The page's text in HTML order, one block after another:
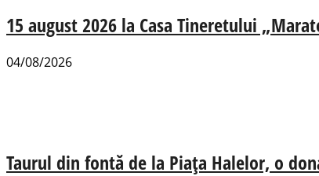
15 august 2026 la Casa Tineretului
04/08/2026
Taurul din fontă de la Piața Halelor, o